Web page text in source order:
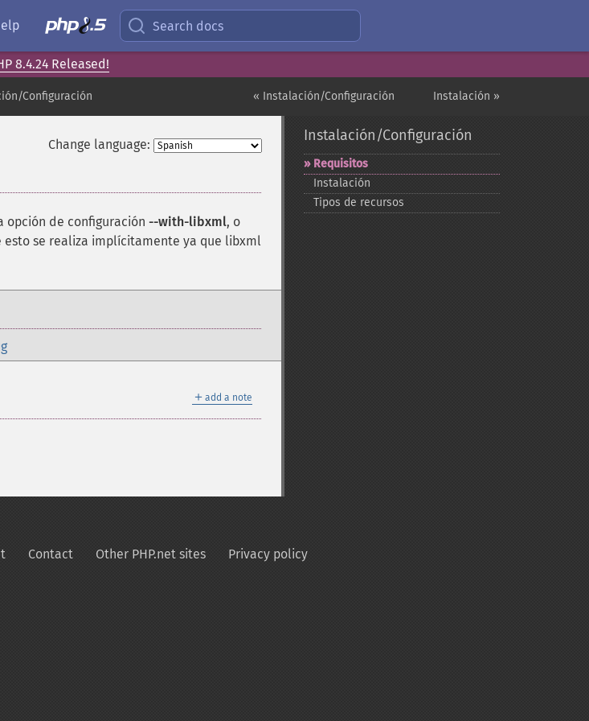
Search docs
8.4.24 Released!
Instalación »
« Instalación/Configuración
Configuración
Change language:
opción de configuración --with-libxml, o
esto se realiza implícitamente ya que libxml
＋ add a note
Instalación/Configuración
Requisitos
Instalación
Tipos de recursos
Contact Other PHP.net sites Privacy policy